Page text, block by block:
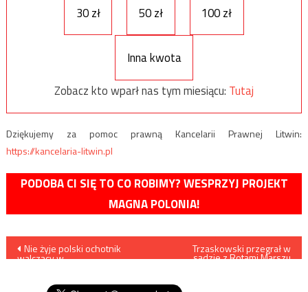
30 zł
50 zł 100 zł
Inna kwota
Zobacz kto wparł nas tym miesiącu: Tutaj
Dziękujemy za pomoc prawną Kancelarii Prawnej Litwin:
https://kancelaria-litwin.pl
PODOBA CI SIĘ TO CO ROBIMY? WESPRZYJ PROJEKT
MAGNA POLONIA!
Nawigacja
Nie żyje polski ochotnik
walczący w
Trzaskowski przegrał w
sądzie z Rotami Marszu